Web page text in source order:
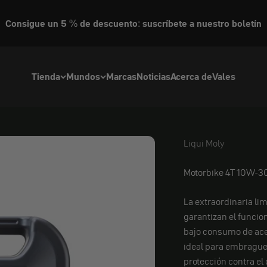
Consigue un 5 % de descuento: suscríbete a nuestro boletín
Tienda Mundos MarcasNoticiasAcerca deVales
Liqui Moly
Liqui Moly
Motorbike 4T 10W-
La extraordinaria
garantizan el
bajo consumo de
ideal para
protección contra el